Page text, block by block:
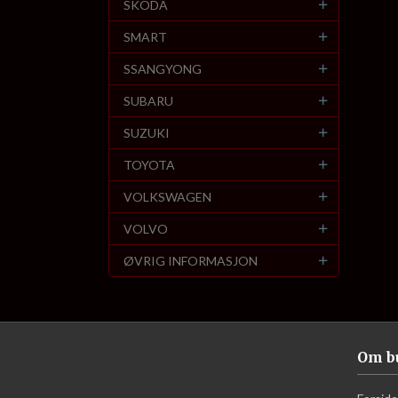
SKODA
SMART
SSANGYONG
SUBARU
SUZUKI
TOYOTA
VOLKSWAGEN
VOLVO
ØVRIG INFORMASJON
Om